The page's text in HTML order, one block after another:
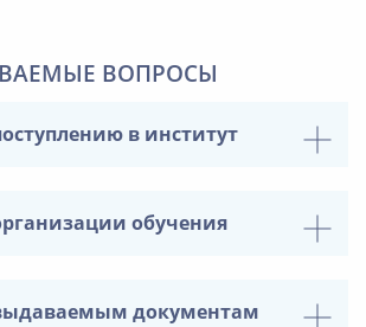
ВОПРОСЫ
в институт
обучения
документам